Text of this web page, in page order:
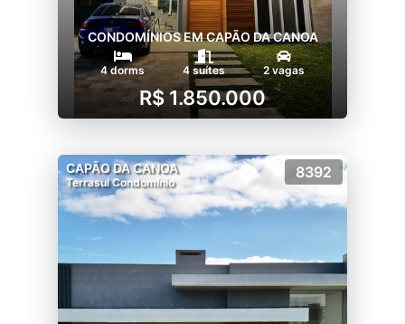
CONDOMÍNIOS EM CAPÃO DA CANOA
4 dorms 4 suítes 2 vagas
R$ 1.850.000
CAPÃO DA CANOA
Terrasul Condomínio
8392